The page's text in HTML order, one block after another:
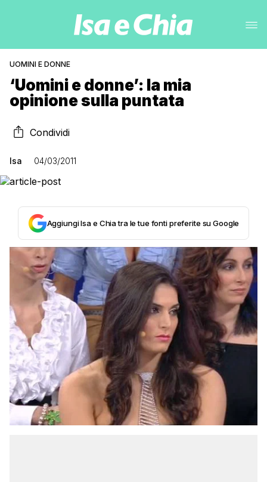
UOMINI E DONNE
‘Uomini e donne’: la mia
opinione sulla puntata
Condividi
Isa 04/03/2011
Aggiungi Isa e Chia tra le tue fonti preferite su Google